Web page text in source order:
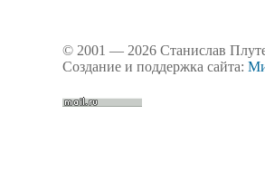
© 2001 — 2026 Станислав
Создание и поддержка сайта: